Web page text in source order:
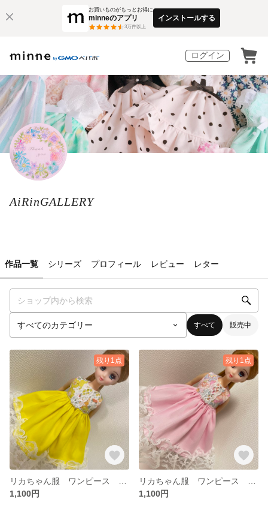
お買いものがもっとお得に
minneのアプリ
3万件以上
インストールする
ログイン
AiRinGALLERY
作品一覧 シリーズ プロフィール レビュー レター
すべて 販売中
残り1点
1,100円
残り1点
1,100円